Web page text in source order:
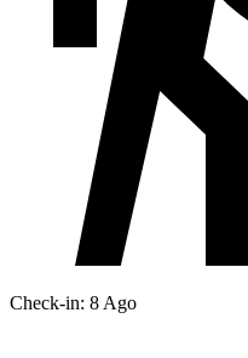
Check-in: 8 Ago